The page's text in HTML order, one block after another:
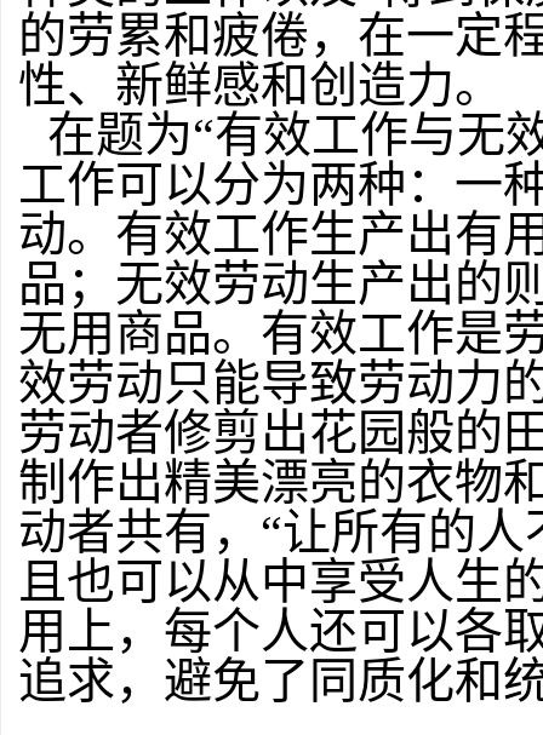
的劳累和疲倦，在一定
性、新鲜感和创造力。
在题为“有效工作与无
工作可以分为两种：一
动。有效工作生产出有
品；无效劳动生产出的
无用商品。有效工作是
效劳动只能导致劳动力
劳动者修剪出花园般的
制作出精美漂亮的衣物
动者共有，“让所有的
且也可以从中享受人生
用上，每个人还可以各
追求，避免了同质化和